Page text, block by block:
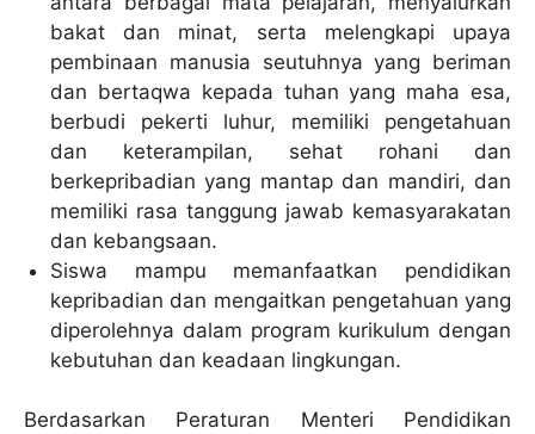
bakat dan minat, serta melengkapi upaya
pembinaan manusia seutuhnya yang beriman
dan bertaqwa kepada tuhan yang maha esa,
berbudi pekerti luhur, memiliki pengetahuan
dan keterampilan, sehat rohani dan
berkepribadian yang mantap dan mandiri, dan
memiliki rasa tanggung jawab kemasyarakatan
dan kebangsaan.
Siswa mampu memanfaatkan pendidikan
kepribadian dan mengaitkan pengetahuan yang
diperolehnya dalam program kurikulum dengan
kebutuhan dan keadaan lingkungan.
Berdasarkan Peraturan Menteri Pendidikan